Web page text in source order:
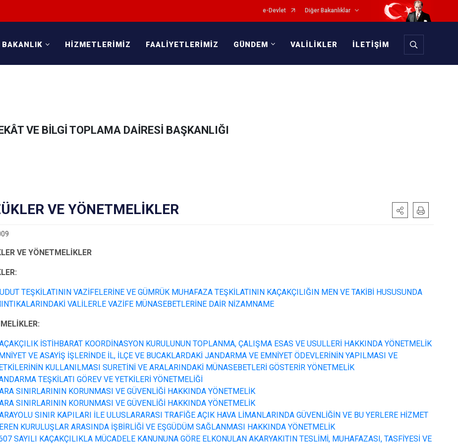
e-Devlet Diğer Bakanlıklar
BAKANLIK HİZMETLERİMİZ FAALİYETLERİMİZ GÜNDEM VALİLİKLER İLETİŞİM
VE BİLGİ TOPLAMA DAİRESİ BAŞKANLIĞI
VE YÖNETMELİKLER
VE YÖNETMELİKLER
TEŞKİLATININ VAZİFELERİNE VE GÜMRÜK MUHAFAZA TEŞKİLATININ KAÇAKÇILIĞIN MEN VE TAKİBİ HUSUSUNDA
VALİLERLE VAZİFE MÜNASEBETLERİNE DAİR NİZAMNAME
İSTİHBARAT KOORDİNASYON KURULUNUN TOPLANMA, ÇALIŞMA ESAS VE USULLERİ HAKKINDA YÖNETMELİK
VE ASAYİŞ İŞLERİNDE İL, İLÇE VE BUCAKLARDAKİ JANDARMA VE EMNİYET ÖDEVLERİNİN YAPILMASI VE
KULLANILMASI SURETİNİ VE ARALARINDAKİ MÜNASEBETLERİ GÖSTERİR YÖNETMELİK
TEŞKİLATI GÖREV VE YETKİLERİ YÖNETMELİĞİ
SINIRLARININ KORUNMASI VE GÜVENLİĞİ HAKKINDA YÖNETMELİK
SINIRLARININ KORUNMASI VE GÜVENLİĞİ HAKKINDA YÖNETMELİK
SINIR KAPILARI İLE ULUSLARARASI TRAFİĞE AÇIK HAVA LİMANLARINDA GÜVENLİĞİN VE BU YERLERE HİZMET
KURULUŞLAR ARASINDA İŞBİRLİĞİ VE EŞGÜDÜM SAĞLANMASI HAKKINDA YÖNETMELİK
SAYILI KAÇAKÇILIKLA MÜCADELE KANUNUNA GÖRE ELKONULAN AKARYAKITIN TESLİMİ, MUHAFAZASI, TASFİYESİ VE